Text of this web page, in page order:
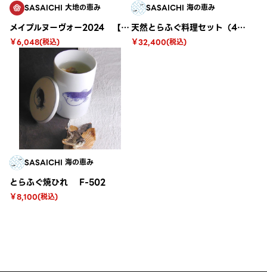
SASAICHI 大地の恵み
メイプルヌーヴォー2024 【木箱入り】
￥6,048(税込)
SASAICHI 海の恵み
天然とらふぐ料理セット（4〜5人前） H-301
￥32,400(税込)
SASAICHI 海の恵み
とらふぐ焼ひれ F-502
￥8,100(税込)